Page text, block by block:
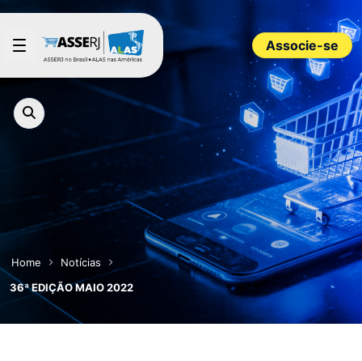
Pular para o Conteúdo principal
Associe-se
Home
Notícias
36ª EDIÇÃO MAIO 2022